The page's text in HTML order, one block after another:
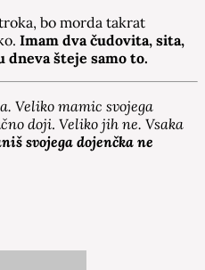
bo morda takrat
Imam dva čudovita, sita,
dneva šteje samo to.
Veliko mamic svojega
doji. Veliko jih ne. Vsaka
svojega dojenčka ne